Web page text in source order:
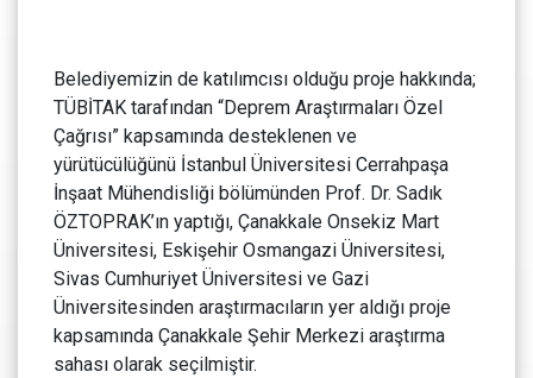
Belediyemizin de katılımcısı olduğu proje hakkında;
TÜBİTAK tarafından “Deprem Araştırmaları Özel
Çağrısı” kapsamında desteklenen ve
yürütücülüğünü İstanbul Üniversitesi Cerrahpaşa
İnşaat Mühendisliği bölümünden Prof. Dr. Sadık
ÖZTOPRAK’ın yaptığı, Çanakkale Onsekiz Mart
Üniversitesi, Eskişehir Osmangazi Üniversitesi,
Sivas Cumhuriyet Üniversitesi ve Gazi
Üniversitesinden araştırmacıların yer aldığı proje
kapsamında Çanakkale Şehir Merkezi araştırma
sahası olarak seçilmiştir.